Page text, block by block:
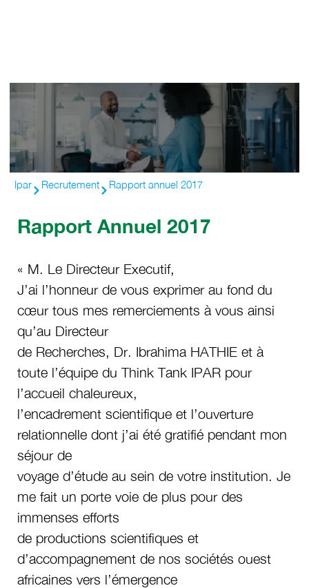
Ipar Recrutement Rapport annuel 2017
Rapport Annuel 2017
« M. Le Directeur Executif,
J’ai l’honneur de vous exprimer au fond du
cœur tous mes remerciements à vous ainsi
qu’au Directeur
de Recherches, Dr. Ibrahima HATHIE et à
toute l’équipe du Think Tank IPAR pour
l’accueil chaleureux,
l’encadrement scientifique et l’ouverture
relationnelle dont j’ai été gratifié pendant mon
séjour de
voyage d’étude au sein de votre institution. Je
me fait un porte voie de plus pour des
immenses efforts
de productions scientifiques et
d’accompagnement de nos sociétés ouest
africaines vers l’émergence